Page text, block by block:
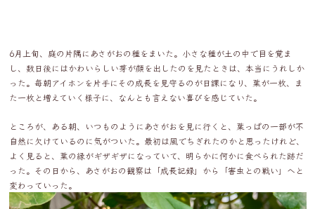
6月上旬、庭の片隅にあさがおの種をまいた。小さな種が土の中で目を覚ま
し、数日後にはかわいらしい芽が顔を出したのを見たときは、本当にうれしか
った。毎朝アイホンを片手にその成長を見守るのが日課になり、葉が一枚、ま
た一枚と増えていく様子に、なんとも言えない喜びを感じていた。
ところが、ある朝、いつものようにあさがおを見に行くと、葉っぱの一部が不
自然に欠けているのに気がついた。最初は風でちぎれたのかと思ったけれど、
よく見ると、葉の縁がギザギザになっていて、明らかに何かに食べられた跡だ
った。その日から、あさがおの観察は「成長記録」から「害虫との戦い」へと
変わっていった。